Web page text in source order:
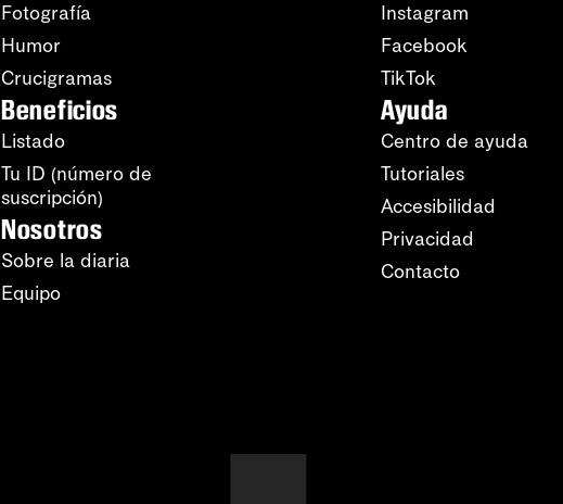
Fotografía
Humor
Crucigramas
Beneficios
Listado
Tu ID (número de
suscripción)
Nosotros
Sobre la diaria
Equipo
Instagram
Facebook
TikTok
Ayuda
Centro de ayuda
Tutoriales
Accesibilidad
Privacidad
Contacto